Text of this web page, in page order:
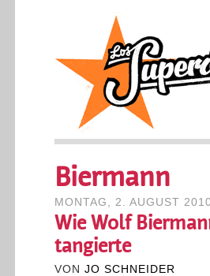
Biermann
MONTAG, 2. AUGUST 2010
Wie Wolf
tangierte
VON JO SCHNEIDER